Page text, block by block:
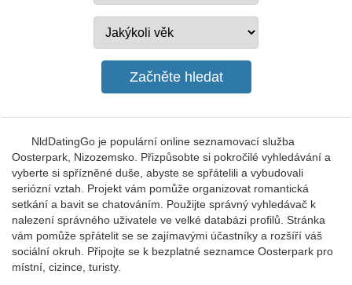
NldDatingGo je populární online seznamovací služba
Oosterpark, Nizozemsko. Přizpůsobte si pokročilé vyhledávání a
vyberte si spřízněné duše, abyste se spřátelili a vybudovali
seriózní vztah. Projekt vám pomůže organizovat romantická
setkání a bavit se chatováním. Použijte správný vyhledávač k
nalezení správného uživatele ve velké databázi profilů. Stránka
vám pomůže spřátelit se se zajímavými účastníky a rozšíří váš
sociální okruh. Připojte se k bezplatné seznamce Oosterpark pro
místní, cizince, turisty.